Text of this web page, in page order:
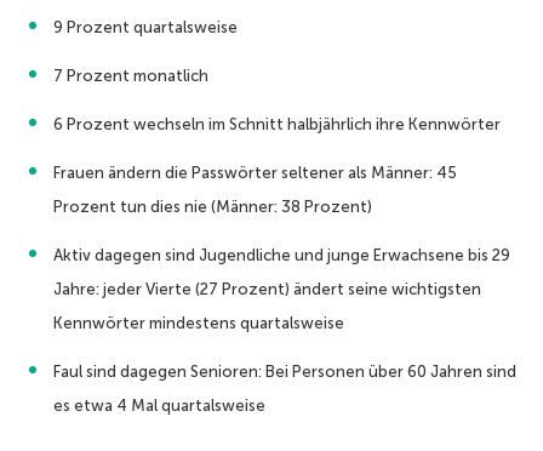
9 Prozent quartalsweise
7 Prozent monatlich
6 Prozent wechseln im Schnitt halbjährlich ihre Kennwörter
Frauen ändern die Passwörter seltener als Männer: 45
Prozent tun dies nie (Männer: 38 Prozent)
Aktiv dagegen sind Jugendliche und junge Erwachsene bis 29
Jahre: jeder Vierte (27 Prozent) ändert seine wichtigsten
Kennwörter mindestens quartalsweise
Faul sind dagegen Senioren: Bei Personen über 60 Jahren sind
es etwa 4 Mal quartalsweise